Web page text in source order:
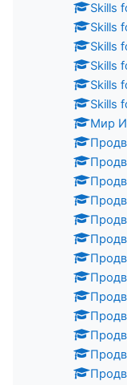
Skills
Skills
Skills
Skills
Skills
Skills
Мир